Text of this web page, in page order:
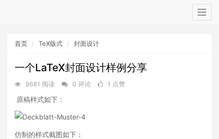
首页 TeX版式 封面设计
一个LaTeX封面设计样例分享
9681 阅读 0 评论 1 点赞
原稿样式如下：
仿制的样式截图如下：